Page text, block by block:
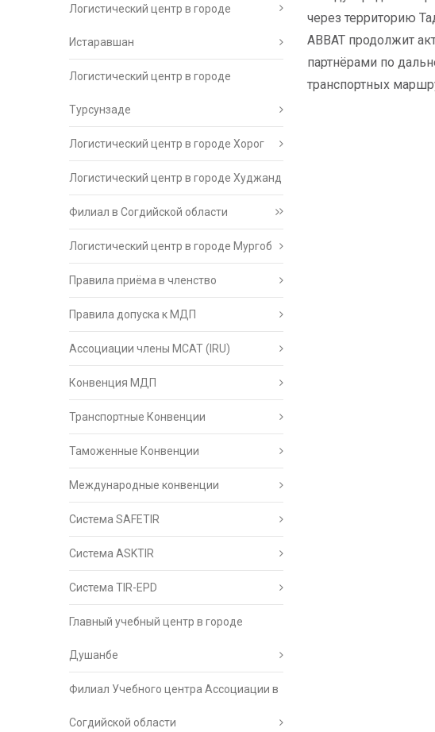
Логистический центр в городе
Истаравшан
Логистический центр в городе
Турсунзаде
Логистический центр в городе Хорог
Логистический центр в городе Худжанд
Филиал в Согдийской области
Логистический центр в городе Мургоб
Правила приёма в членство
Правила допуска к МДП
Ассоциации члены МСАТ (IRU)
Конвенция МДП
Транспортные Конвенции
Таможенные Конвенции
Международные конвенции
Система SAFETIR
Система ASKTIR
Система TIR-EPD
Главный учебный центр в городе
Душанбе
Филиал Учебного центра Ассоциации в
Согдийской области
через территорию
АВВАТ продолжит
партнёрами по
транспортных